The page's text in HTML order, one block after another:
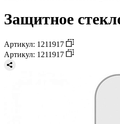
Защитное
Артикул: 1211917
Артикул: 1211917